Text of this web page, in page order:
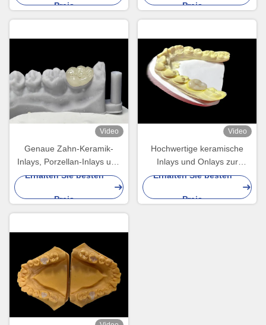
natürliche Zähne konzipiert
sind
Preis
ästhetischen
Porzellanlösungen zur
Preis
Video
Genaue Zahn-Keramik-
Inlays, Porzellan-Inlays und
Onlays, FDA zugelassen.
Erhalten Sie besten
Preis
Video
Hochwertige keramische
Inlays und Onlays zur
nahtlosen und langlebigen
Erhalten Sie besten
Preis